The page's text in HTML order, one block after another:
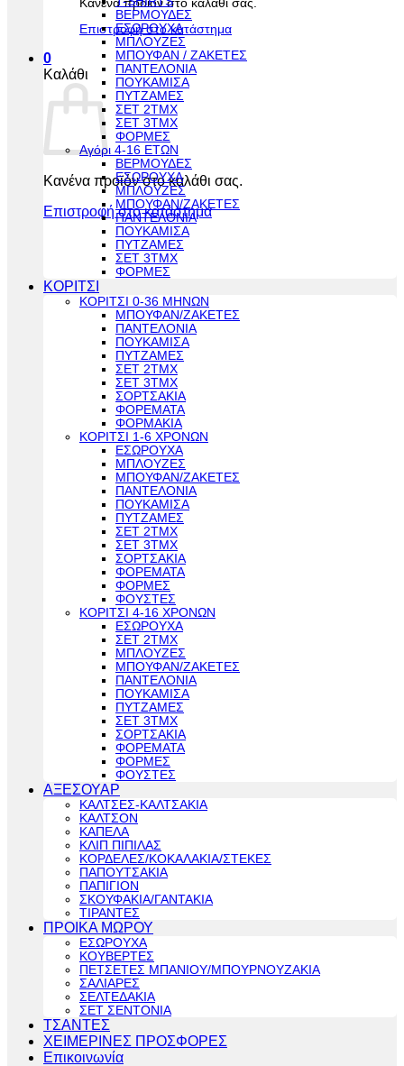
Κανένα προϊόν στο καλάθι σας.
Επιστροφή στο κατάστημα
0
Καλάθι
Κανένα προϊόν στο καλάθι σας.
Επιστροφή στο κατάστημα
ΒΕΡΜΟΥΔΕΣ
ΕΣΩΡΟΥΧΑ
ΜΠΛΟΥΖΕΣ
ΜΠΟΥΦΑΝ / ΖΑΚΕΤΕΣ
ΠΑΝΤΕΛΟΝΙΑ
ΠΟΥΚΑΜΙΣΑ
ΠΥΤΖΑΜΕΣ
ΣΕΤ 2ΤΜΧ
ΣΕΤ 3ΤΜΧ
ΦΟΡΜΕΣ
Αγόρι 4-16 ΕΤΩΝ
ΒΕΡΜΟΥΔΕΣ
ΕΣΩΡΟΥΧΑ
ΜΠΛΟΥΖΕΣ
ΜΠΟΥΦΑΝ/ΖΑΚΕΤΕΣ
ΠΑΝΤΕΛΟΝΙΑ
ΠΟΥΚΑΜΙΣΑ
ΠΥΤΖΑΜΕΣ
ΣΕΤ 3ΤΜΧ
ΦΟΡΜΕΣ
ΚΟΡΙΤΣΙ
ΚΟΡΙΤΣΙ 0-36 ΜΗΝΩΝ
ΜΠΟΥΦΑΝ/ΖΑΚΕΤΕΣ
ΠΑΝΤΕΛΟΝΙΑ
ΠΟΥΚΑΜΙΣΑ
ΠΥΤΖΑΜΕΣ
ΣΕΤ 2ΤΜΧ
ΣΕΤ 3ΤΜΧ
ΣΟΡΤΣΑΚΙΑ
ΦΟΡΕΜΑΤΑ
ΦΟΡΜΑΚΙΑ
ΚΟΡΙΤΣΙ 1-6 ΧΡΟΝΩΝ
ΕΣΩΡΟΥΧΑ
ΜΠΛΟΥΖΕΣ
ΜΠΟΥΦΑΝ/ΖΑΚΕΤΕΣ
ΠΑΝΤΕΛΟΝΙΑ
ΠΟΥΚΑΜΙΣΑ
ΠΥΤΖΑΜΕΣ
ΣΕΤ 2ΤΜΧ
ΣΕΤ 3ΤΜΧ
ΣΟΡΤΣΑΚΙΑ
ΦΟΡΕΜΑΤΑ
ΦΟΡΜΕΣ
ΦΟΥΣΤΕΣ
ΚΟΡΙΤΣΙ 4-16 ΧΡΟΝΩΝ
ΕΣΩΡΟΥΧΑ
ΣΕΤ 2ΤΜΧ
ΜΠΛΟΥΖΕΣ
ΜΠΟΥΦΑΝ/ΖΑΚΕΤΕΣ
ΠΑΝΤΕΛΟΝΙΑ
ΠΟΥΚΑΜΙΣΑ
ΠΥΤΖΑΜΕΣ
ΣΕΤ 3ΤΜΧ
ΣΟΡΤΣΑΚΙΑ
ΦΟΡΕΜΑΤΑ
ΦΟΡΜΕΣ
ΦΟΥΣΤΕΣ
ΑΞΕΣΟΥΑΡ
ΚΑΛΤΣΕΣ-ΚΑΛΤΣΑΚΙΑ
ΚΑΛΤΣΟΝ
ΚΑΠΕΛΑ
ΚΛΙΠ ΠΙΠΙΛΑΣ
ΚΟΡΔΕΛΕΣ/ΚΟΚΑΛΑΚΙΑ/ΣΤΕΚΕΣ
ΠΑΠΟΥΤΣΑΚΙΑ
ΠΑΠΙΓΙΟΝ
ΣΚΟΥΦΑΚΙΑ/ΓΑΝΤΑΚΙΑ
ΤΙΡΑΝΤΕΣ
ΠΡΟΙΚΑ ΜΩΡΟΥ
ΕΣΩΡΟΥΧΑ
ΚΟΥΒΕΡΤΕΣ
ΠΕΤΣΕΤΕΣ ΜΠΑΝΙΟΥ/ΜΠΟΥΡΝΟΥΖΑΚΙΑ
ΣΑΛΙΑΡΕΣ
ΣΕΛΤΕΔΑΚΙΑ
ΣΕΤ ΣΕΝΤΟΝΙΑ
ΤΣΑΝΤΕΣ
ΧΕΙΜΕΡΙΝΕΣ ΠΡΟΣΦΟΡΕΣ
Επικοινωνία